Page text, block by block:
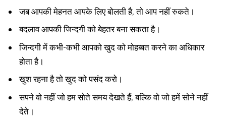
जब आपकी मेहनत आपके लिए बोलती है, तो आप नहीं रुकते।
बदलाव आपकी जिन्दगी को बेहतर बना सकता है।
जिन्दगी में कभी-कभी आपको खुद को मोहब्बत करने का अधिकार
होता है।
खुश रहना है तो खुद को पसंद करो।
सपने वो नहीं जो हम सोते समय देखते हैं, बल्कि वो जो हमें सोने नहीं
देते।